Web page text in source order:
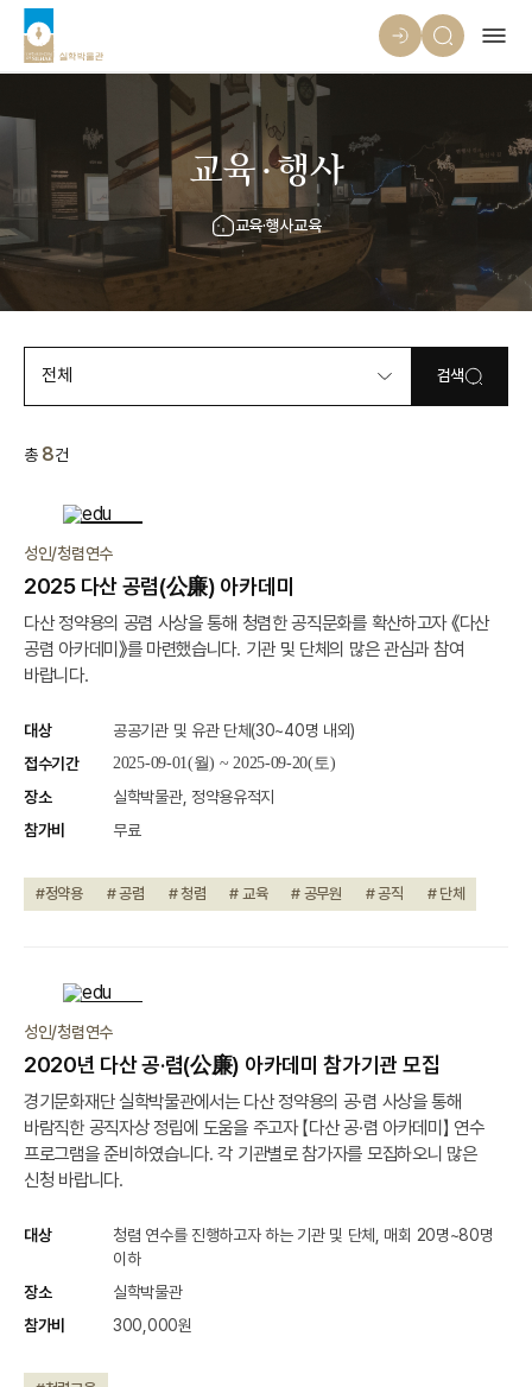
교육·행사
교육·행사교육
전체 검색
총 8건
성인/청렴연수
2025 다산 공렴(公廉) 아카데미
다산 정약용의 공렴 사상을 통해 청렴한 공직문화를 확산하고자 《다산
공렴 아카데미》를 마련했습니다. 기관 및 단체의 많은 관심과 참여
바랍니다.
대상
공공기관 및 유관 단체(30~40명 내외)
접수기간
2025-09-01(월) ~ 2025-09-20(토)
장소
실학박물관, 정약용유적지
참가비
무료
#정약용 # 공렴 # 청렴 # 교육 # 공무원 # 공직 # 단체
성인/청렴연수
2020년 다산 공·렴(公廉) 아카데미 참가기관 모집
경기문화재단 실학박물관에서는 다산 정약용의 공·렴 사상을 통해
바람직한 공직자상 정립에 도움을 주고자 【다산 공·렴 아카데미】 연수
프로그램을 준비하였습니다. 각 기관별로 참가자를 모집하오니 많은
신청 바랍니다.
대상
청렴 연수를 진행하고자 하는 기관 및 단체, 매회 20명~80명
이하
장소
실학박물관
참가비
300,000원